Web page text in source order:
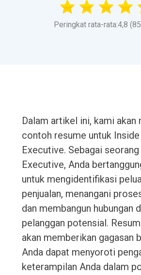
Peringkat rata-rata:4,8
Dalam artikel ini, kami akan
contoh resume untuk Inside
Executive. Sebagai
Executive, Anda
untuk mengidentifikasi
penjualan, menangani
dan membangun hubungan
pelanggan potensial.
akan memberikan gagasan
Anda dapat menyoroti
keterampilan Anda dalam